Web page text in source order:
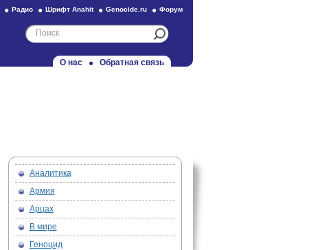
Радио Шрифт Anahit Genocide.ru Форум
О нас Обратная связь
Аналитика
Армия
Арцах
В мире
Геноцид